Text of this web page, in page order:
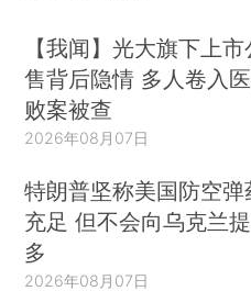
【我闻】光大旗下上市
售背后隐情 多人卷入
败案被查
2026年08月07日
特朗普坚称美国防空弹
充足 但不会向乌克兰
多
2026年08月07日